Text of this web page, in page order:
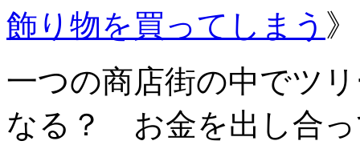
飾り物を買ってしまう
一つの商店街の中でツ
なる？ お金を出し合っ